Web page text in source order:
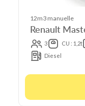
12m3 manuelle
Renault
3 CU : 1,2t
Diesel